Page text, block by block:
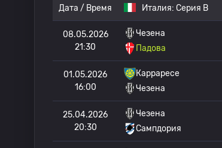
Дата / Время Италия: Серия B
08.05.2026
21:30
Чезена
Падова
01.05.2026
16:00
Карраресе
Чезена
25.04.2026
20:30
Чезена
Сампдория